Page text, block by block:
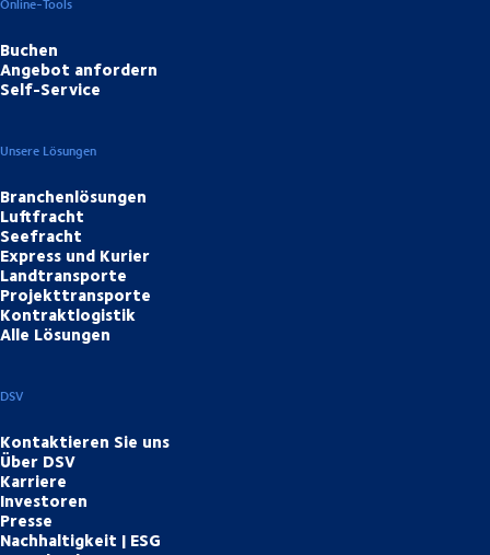
Online-Tools
Buchen
Angebot anfordern
Self-Service
Unsere Lösungen
Branchenlösungen
Luftfracht
Seefracht
Express und Kurier
Landtransporte
Projekttransporte
Kontraktlogistik
Alle Lösungen
DSV
Kontaktieren Sie uns
Über DSV
Karriere
Investoren
Presse
Nachhaltigkeit | ESG